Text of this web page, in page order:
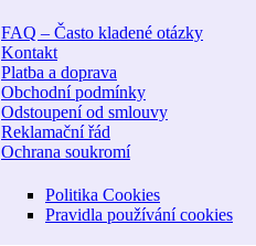
FAQ – Často kladené otázky
Kontakt
Platba a doprava
Obchodní podmínky
Odstoupení od smlouvy
Reklamační řád
Ochrana soukromí
Politika Cookies
Pravidla používání cookies